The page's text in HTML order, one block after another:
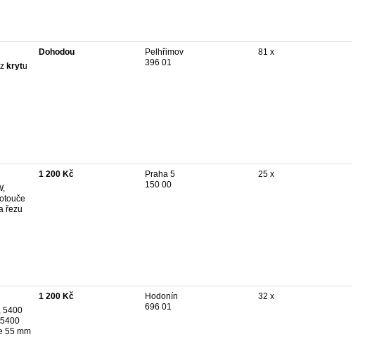
krytu
Dohodou
Pelhřimov
396 01
81 x
řezu
1 200 Kč
Praha 5
150 00
25 x
5400
55 mm
1 200 Kč
Hodonín
696 01
32 x